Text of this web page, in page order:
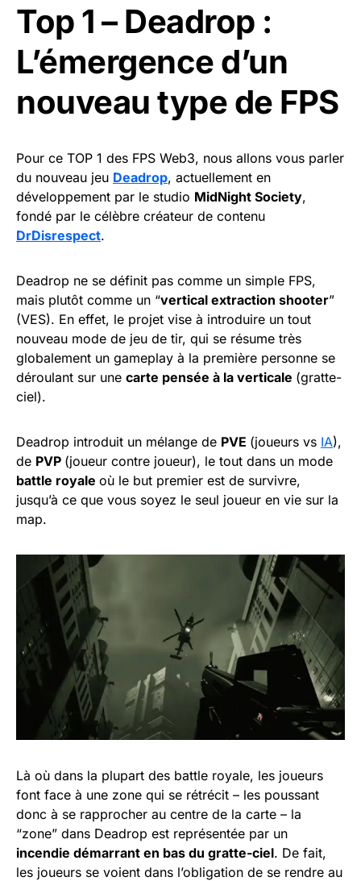
Top 1 – Deadrop :
L’émergence d’un
nouveau type de FPS
Pour ce TOP 1 des FPS Web3, nous allons vous parler
du nouveau jeu Deadrop, actuellement en
développement par le studio MidNight Society,
fondé par le célèbre créateur de contenu
DrDisrespect.
Deadrop ne se définit pas comme un simple FPS,
mais plutôt comme un “vertical extraction shooter”
(VES). En effet, le projet vise à introduire un tout
nouveau mode de jeu de tir, qui se résume très
globalement un gameplay à la première personne se
déroulant sur une carte pensée à la verticale (gratte-
ciel).
Deadrop introduit un mélange de PVE (joueurs vs IA),
de PVP (joueur contre joueur), le tout dans un mode
battle royale où le but premier est de survivre,
jusqu’à ce que vous soyez le seul joueur en vie sur la
map.
Là où dans la plupart des battle royale, les joueurs
font face à une zone qui se rétrécit – les poussant
donc à se rapprocher au centre de la carte – la
“zone” dans Deadrop est représentée par un
incendie démarrant en bas du gratte-ciel. De fait,
les joueurs se voient dans l’obligation de se rendre au